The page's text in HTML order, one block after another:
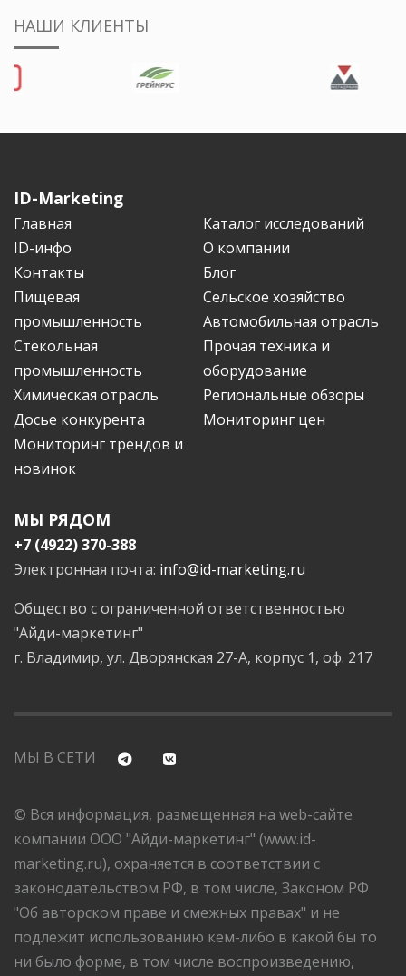
НАШИ КЛИЕНТЫ
ID-Marketing
Главная
Каталог исследований
ID-инфо
О компании
Контакты
Блог
Пищевая
промышленность
Сельское хозяйство
Автомобильная отрасль
Стекольная
промышленность
Прочая техника и
оборудование
Химическая отрасль
Региональные обзоры
Досье конкурента
Мониторинг цен
Мониторинг трендов и
новинок
МЫ РЯДОМ
+7 (4922) 370-388
Электронная почта: info@id-marketing.ru
Общество с ограниченной ответственностью
"Айди-маркетинг"
г. Владимир, ул. Дворянская 27-А, корпус 1, оф. 217
МЫ В СЕТИ
© Вся информация, размещенная на web-сайте
компании ООО "Айди-маркетинг" (www.id-
marketing.ru), охраняется в соответствии с
законодательством РФ, в том числе, Законом РФ
"Об авторском праве и смежных правах" и не
подлежит использованию кем-либо в какой бы то
ни было форме, в том числе воспроизведению,